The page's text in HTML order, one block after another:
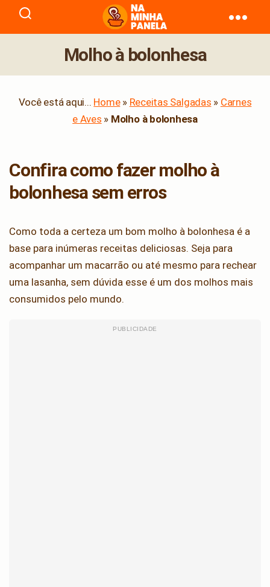
naminhapanela.com
Molho à bolonhesa
Você está aqui... Home» Receitas Salgadas » Carnes
e Aves » Molho à bolonhesa
Confira como fazer molho à
bolonhesa sem erros
Como toda a certeza um bom molho à bolonhesa é a
base para inúmeras receitas deliciosas. Seja para
acompanhar um macarrão ou até mesmo para rechear
uma lasanha, sem dúvida esse é um dos molhos mais
consumidos pelo mundo.